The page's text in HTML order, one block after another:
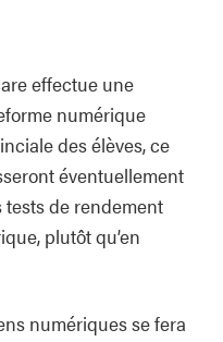
effectue une
numérique
des élèves, ce
éventuellement
tests de rendement
plutôt qu’en
numériques se fera